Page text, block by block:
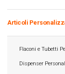
Articoli
Flaconi e Tubetti
Dispenser